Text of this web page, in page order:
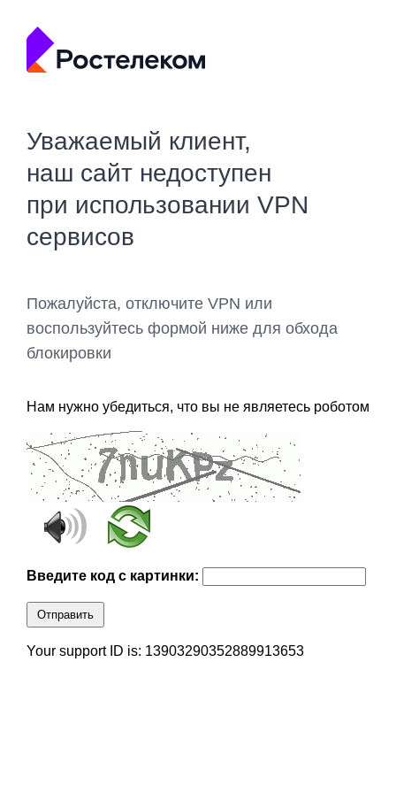
Уважаемый клиент,
наш сайт недоступен
при использовании VPN
сервисов
Пожалуйста, отключите VPN или
воспользуйтесь формой ниже для обхода
блокировки
Нам нужно убедиться, что вы не являетесь роботом
Введите код с картинки:
Отправить
Your support ID is: 13903290352889913653